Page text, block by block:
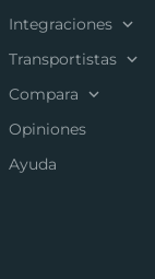
Integraciones
Transportistas
Compara
Opiniones
Ayuda